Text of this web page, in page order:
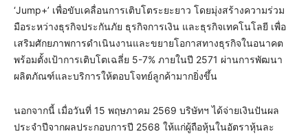
‘Jump+’ เพื่อขับเคลื่อนการเติบโตระยะยาว โดยมุ่งสร้างความร่วม
มือระหว่างธุรกิจประกันภัย ธุรกิจการเงิน และธุรกิจเทคโนโลยี เพื่อ
เสริมศักยภาพการดำเนินงานและขยายโอกาสทางธุรกิจในอนาคต
พร้อมตั้งเป้าการเติบโตเฉลี่ย 5-7% ภายในปี 2571 ผ่านการพัฒนา
ผลิตภัณฑ์และบริการให้ตอบโจทย์ลูกค้ามากยิ่งขึ้น
นอกจากนี้ เมื่อวันที่ 15 พฤษภาคม 2569 บริษัทฯ ได้จ่ายเงินปันผล
ประจำปีจากผลประกอบการปี 2568 ให้แก่ผู้ถือหุ้นในอัตราหุ้นละ